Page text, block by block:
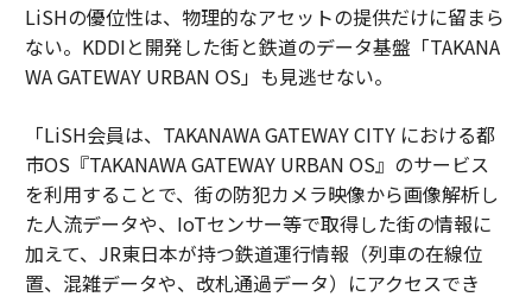
LiSHの優位性は、物理的なアセットの提供だけに留まら
ない。KDDIと開発した街と鉄道のデータ基盤「TAKANA
WA GATEWAY URBAN OS」も見逃せない。
「LiSH会員は、TAKANAWA GATEWAY CITY における都
市OS『TAKANAWA GATEWAY URBAN OS』のサービス
を利用することで、街の防犯カメラ映像から画像解析し
た人流データや、IoTセンサー等で取得した街の情報に
加えて、JR東日本が持つ鉄道運行情報（列車の在線位
置、混雑データや、改札通過データ）にアクセスでき